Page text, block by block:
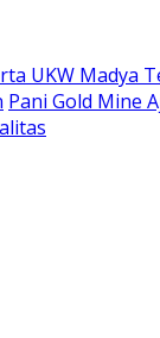
UKW Madya
Pani Gold Mine